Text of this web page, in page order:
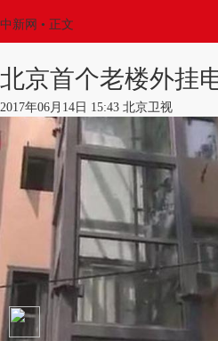
中新网 • 正文
北京首个老楼外挂
2017年06月14日 15:43 北京卫视